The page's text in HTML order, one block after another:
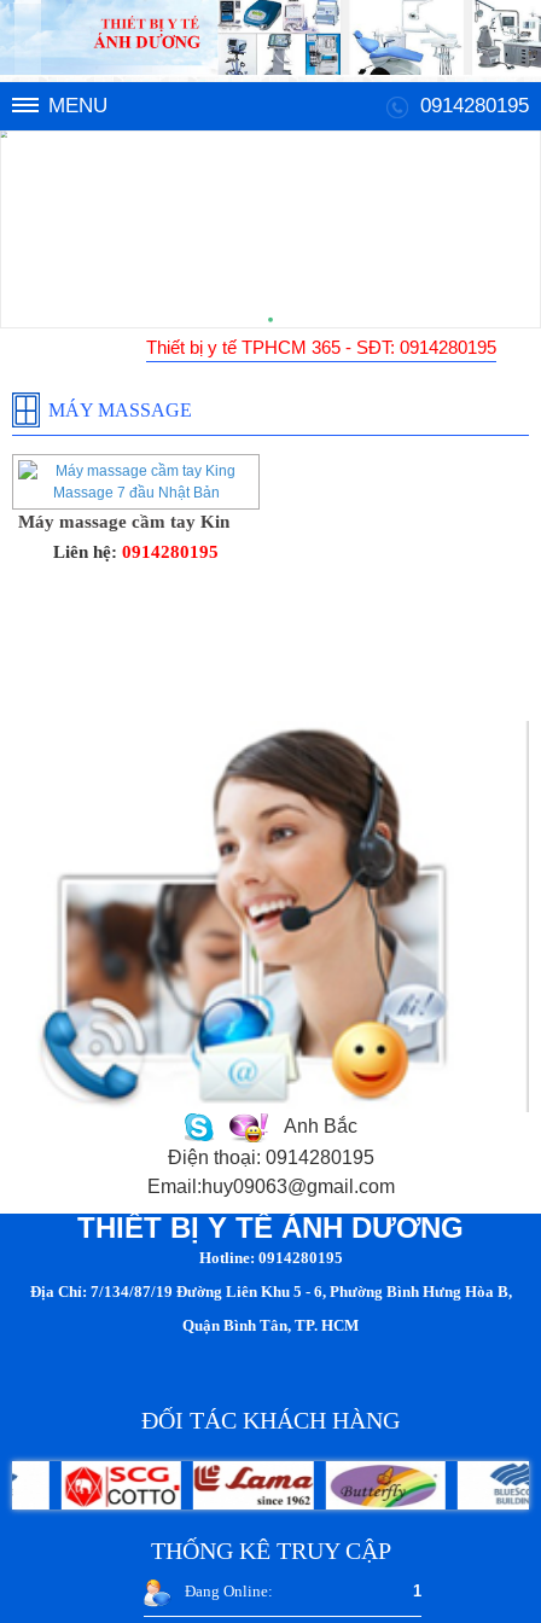
MENU 0914280195
Thiết bị y tế TPHCM 365 - SĐT: 0914280195
MÁY MASSAGE
Liên hệ:0914280195
Anh Bắc
Điện thoại: 0914280195
Email:huy09063@gmail.com
THIẾT BỊ Y TẾ ÁNH DƯƠNG
Hotline: 0914280195
Địa Chỉ: 7/134/87/19 Đường Liên Khu 5 - 6, Phường Bình Hưng Hòa B,
Quận Bình Tân, TP. HCM
ĐỐI TÁC KHÁCH HÀNG
THỐNG KÊ TRUY CẬP
Đang Online: 1